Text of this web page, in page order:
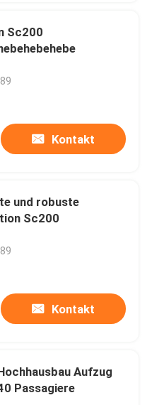
Sc200
Kontakt
und robuste
Sc200
Kontakt
Aufzug
Passagiere